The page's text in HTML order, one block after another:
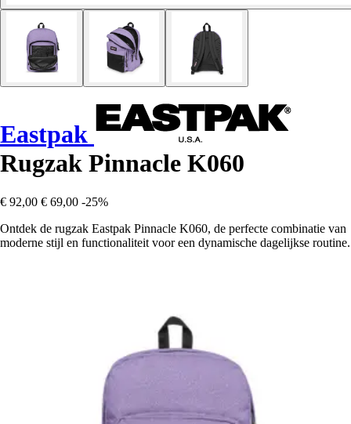
Eastpak
Rugzak Pinnacle K060
€ 92,00 € 69,00 -25%
Ontdek de rugzak Eastpak Pinnacle K060, de perfecte combinatie van
moderne stijl en functionaliteit voor een dynamische dagelijkse routine.